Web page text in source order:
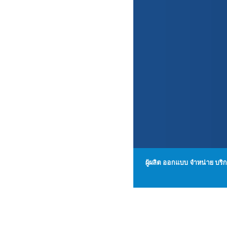
ผู้ผลิต ออกแบบ จำหน่าย บริ